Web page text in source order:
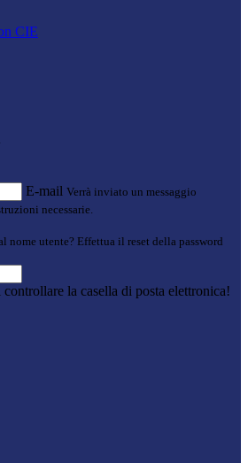
CIE
E-mail Verrà inviato un messaggio
necessarie.
nome utente? Effettua il reset della password
la casella di posta elettronica!